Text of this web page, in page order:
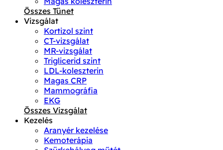
Összes Tünet
Vizsgálat
Kortizol szint
CT-vizsgálat
MR-vizsgálat
Triglicerid szint
LDL-koleszterin
Magas CRP
Mammográfia
EKG
Összes Vizsgálat
Kezelés
Aranyér kezelése
Kemoterápia